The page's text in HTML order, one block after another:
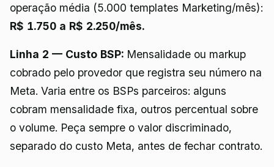
operação média (5.000 templates Marketing/mês):
R$ 1.750 a R$ 2.250/mês.
Linha 2 — Custo BSP: Mensalidade ou markup
cobrado pelo provedor que registra seu número na
Meta. Varia entre os BSPs parceiros: alguns
cobram mensalidade fixa, outros percentual sobre
o volume. Peça sempre o valor discriminado,
separado do custo Meta, antes de fechar contrato.